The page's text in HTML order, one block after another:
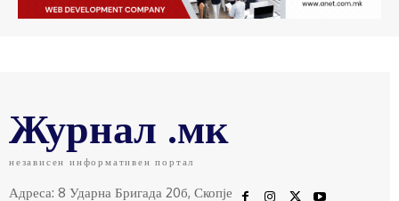
Журнал .мк
независен информативен портал
Адреса: 8 Ударна Бригада 20б, Скопје